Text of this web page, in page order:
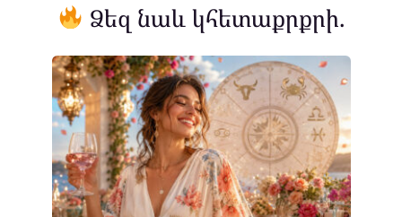
Ձեզ նաև կհետաքրքրի.